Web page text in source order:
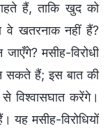
हैं, ताकि खुद को
वे खतरनाक नहीं हैं?
मसीह-विरोधी
सकते हैं; इस बात की
विश्वासघात करेंगे।
यह मसीह-विरोधियों